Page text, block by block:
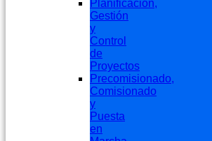
Planificación,
Gestión
y
Control
de
Proyectos
Precomisionado,
Comisionado
y
Puesta
en